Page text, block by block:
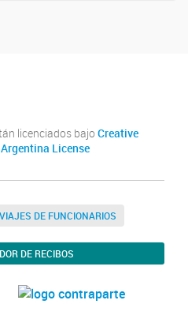
licenciados bajo Creative
License
DE FUNCIONARIOS
DE RECIBOS